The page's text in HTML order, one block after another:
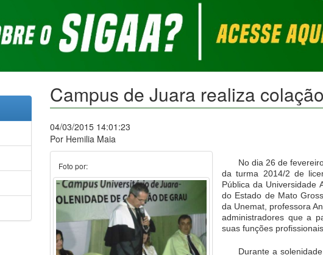
Campus de Juara realiza
04/03/2015 14:01:23
Por Hemilia Maia
Foto por:
No dia 26 de
da turma 2014/2 de
Pública da Universidade
do Estado de Mato
da Unemat, professora
administradores que a
suas funções profissionais.
Durante a